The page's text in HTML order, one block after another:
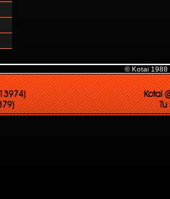
© Kotai 1988
Kotai